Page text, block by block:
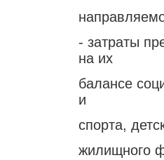
- затраты
на их
балансе
и
спорта,
жилищного